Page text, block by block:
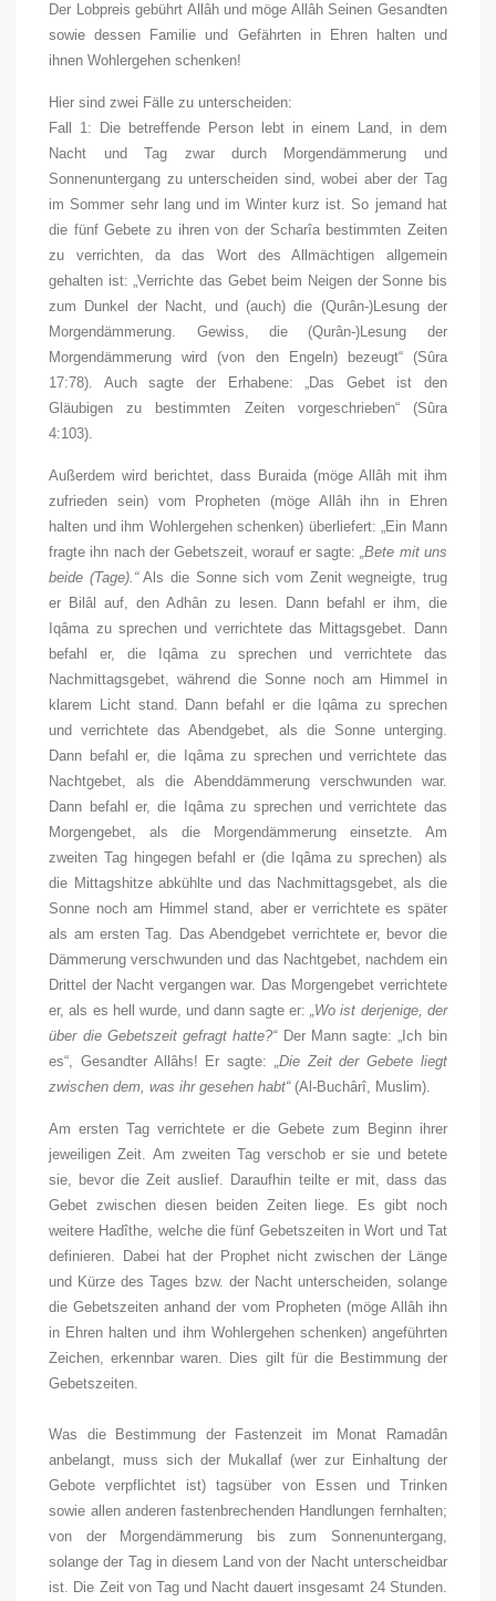
Der Lobpreis gebührt Allâh und möge Allâh Seinen Gesandten
sowie dessen Familie und Gefährten in Ehren halten und
ihnen Wohlergehen schenken!
Hier sind zwei Fälle zu unterscheiden:
Fall 1: Die betreffende Person lebt in einem Land, in dem
Nacht und Tag zwar durch Morgendämmerung und
Sonnenuntergang zu unterscheiden sind, wobei aber der Tag
im Sommer sehr lang und im Winter kurz ist. So jemand hat
die fünf Gebete zu ihren von der Scharîa bestimmten Zeiten
zu verrichten, da das Wort des Allmächtigen allgemein
gehalten ist: „Verrichte das Gebet beim Neigen der Sonne bis
zum Dunkel der Nacht, und (auch) die (Qurân-)Lesung der
Morgendämmerung. Gewiss, die (Qurân-)Lesung der
Morgendämmerung wird (von den Engeln) bezeugt“ (Sûra
17:78). Auch sagte der Erhabene: „Das Gebet ist den
Gläubigen zu bestimmten Zeiten vorgeschrieben“ (Sûra
4:103).
Außerdem wird berichtet, dass Buraida (möge Allâh mit ihm
zufrieden sein) vom Propheten (möge Allâh ihn in Ehren
halten und ihm Wohlergehen schenken) überliefert: „Ein Mann
fragte ihn nach der Gebetszeit, worauf er sagte:„Bete mit uns
beide (Tage).“Als die Sonne sich vom Zenit wegneigte, trug
er Bilâl auf, den Adhân zu lesen. Dann befahl er ihm, die
Iqâma zu sprechen und verrichtete das Mittagsgebet. Dann
befahl er, die Iqâma zu sprechen und verrichtete das
Nachmittagsgebet, während die Sonne noch am Himmel in
klarem Licht stand. Dann befahl er die Iqâma zu sprechen
und verrichtete das Abendgebet, als die Sonne unterging.
Dann befahl er, die Iqâma zu sprechen und verrichtete das
Nachtgebet, als die Abenddämmerung verschwunden war.
Dann befahl er, die Iqâma zu sprechen und verrichtete das
Morgengebet, als die Morgendämmerung einsetzte. Am
zweiten Tag hingegen befahl er (die Iqâma zu sprechen) als
die Mittagshitze abkühlte und das Nachmittagsgebet, als die
Sonne noch am Himmel stand, aber er verrichtete es später
als am ersten Tag. Das Abendgebet verrichtete er, bevor die
Dämmerung verschwunden und das Nachtgebet, nachdem ein
Drittel der Nacht vergangen war. Das Morgengebet verrichtete
er, als es hell wurde, und dann sagte er:„Wo ist derjenige, der
über die Gebetszeit gefragt hatte?“Der Mann sagte: „Ich bin
es“, Gesandter Allâhs! Er sagte: „Die Zeit der Gebete liegt
zwischen dem, was ihr gesehen habt“(Al-Buchârî, Muslim).
Am ersten Tag verrichtete er die Gebete zum Beginn ihrer
jeweiligen Zeit. Am zweiten Tag verschob er sie und betete
sie, bevor die Zeit auslief. Daraufhin teilte er mit, dass das
Gebet zwischen diesen beiden Zeiten liege. Es gibt noch
weitere Hadîthe, welche die fünf Gebetszeiten in Wort und Tat
definieren. Dabei hat der Prophet nicht zwischen der Länge
und Kürze des Tages bzw. der Nacht unterscheiden, solange
die Gebetszeiten anhand der vom Propheten (möge Allâh ihn
in Ehren halten und ihm Wohlergehen schenken) angeführten
Zeichen, erkennbar waren. Dies gilt für die Bestimmung der
Gebetszeiten.
Was die Bestimmung der Fastenzeit im Monat Ramadân
anbelangt, muss sich der Mukallaf (wer zur Einhaltung der
Gebote verpflichtet ist) tagsüber von Essen und Trinken
sowie allen anderen fastenbrechenden Handlungen fernhalten;
von der Morgendämmerung bis zum Sonnenuntergang,
solange der Tag in diesem Land von der Nacht unterscheidbar
ist. Die Zeit von Tag und Nacht dauert insgesamt 24 Stunden.